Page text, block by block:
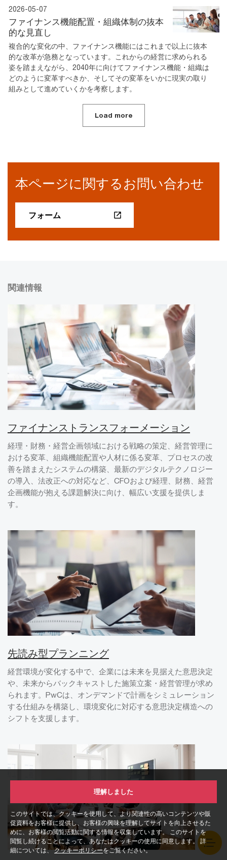
このサイトでは、クッキーを使用して、より関連性の高いコンテンツや販
促資料をお客様に提供し、お客様の興味を理解してサイトを向上させるた
めに、お客様の閲覧活動に関する情報を収集しています。 このサイトを
閲覧し続けることによって、あなたはクッキーの使用に同意します。 詳
細については、クッキーポリシーをご覧ください。
理解しました
2026-05-07
ファイナンス機能配置・組織体制の抜本
的な見直し
複合的な変化の中、ファイナンス機能にはこれまで以上に抜本
的な改革が急務となっています。これからの経営に求められる
姿を踏まえながら、2040年に向けてファイナンス機能・組織は
どのように変革すべきか、そしてその変革をいかに現実の取り
組みとして進めていくかを考察します。
Load more
本ページに関するお問い合わせ
フォーム
関連情報
ファイナンストランスフォーメーション
経理・財務・経営企画領域における戦略の策定、経営管理に
おける変革、組織機能配置や人材に係る変革、プロセスの改
善を踏まえたシステムの構築、最新のデジタルテクノロジー
の導入、法改正への対応など、CFOおよび経理、財務、経営
企画機能が抱える課題解決に向け、幅広い支援を提供しま
す。
先読み型プランニング
経営環境が変化する中で、企業には未来を見据えた意思決定
や、未来からバックキャストした施策立案・経営管理が求め
られます。PwCは、オンデマンドで計画をシミュレーション
する仕組みを構築し、環境変化に対応する意思決定構造への
シフトを支援します。